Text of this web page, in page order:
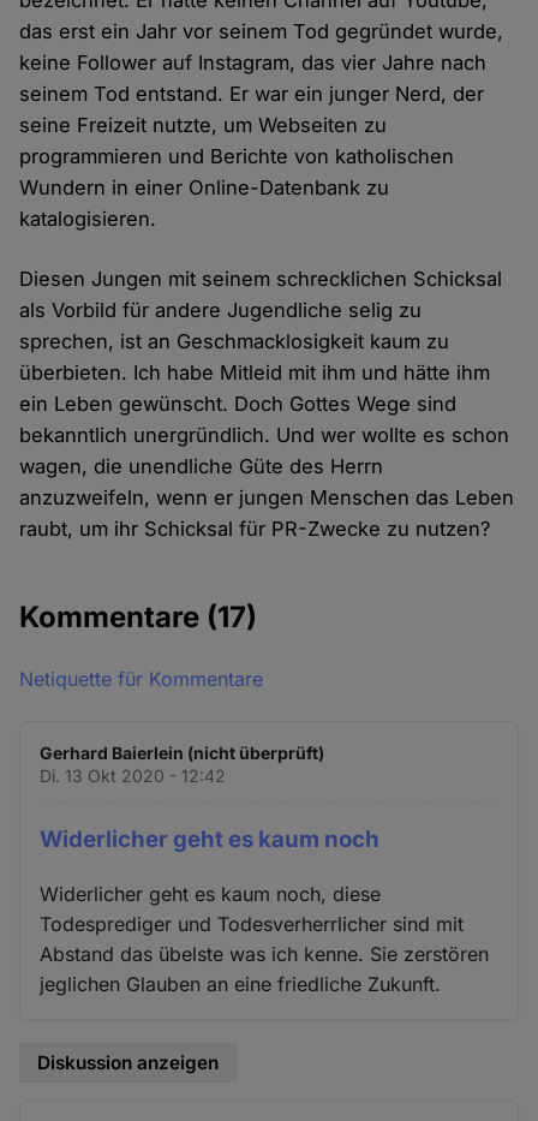
das erst ein Jahr vor seinem Tod gegründet wurde,
keine Follower auf Instagram, das vier Jahre nach
seinem Tod entstand. Er war ein junger Nerd, der
seine Freizeit nutzte, um Webseiten zu
programmieren und Berichte von katholischen
Wundern in einer Online-Datenbank zu
katalogisieren.
Diesen Jungen mit seinem schrecklichen Schicksal
als Vorbild für andere Jugendliche selig zu
sprechen, ist an Geschmacklosigkeit kaum zu
überbieten. Ich habe Mitleid mit ihm und hätte ihm
ein Leben gewünscht. Doch Gottes Wege sind
bekanntlich unergründlich. Und wer wollte es schon
wagen, die unendliche Güte des Herrn
anzuzweifeln, wenn er jungen Menschen das Leben
raubt, um ihr Schicksal für PR-Zwecke zu nutzen?
Kommentare (17)
Netiquette für Kommentare
Gerhard Baierlein (nicht überprüft)
Di. 13 Okt 2020 - 12:42
Widerlicher geht es kaum noch
Widerlicher geht es kaum noch, diese
Todesprediger und Todesverherrlicher sind mit
Abstand das übelste was ich kenne. Sie zerstören
jeglichen Glauben an eine friedliche Zukunft.
Diskussion anzeigen